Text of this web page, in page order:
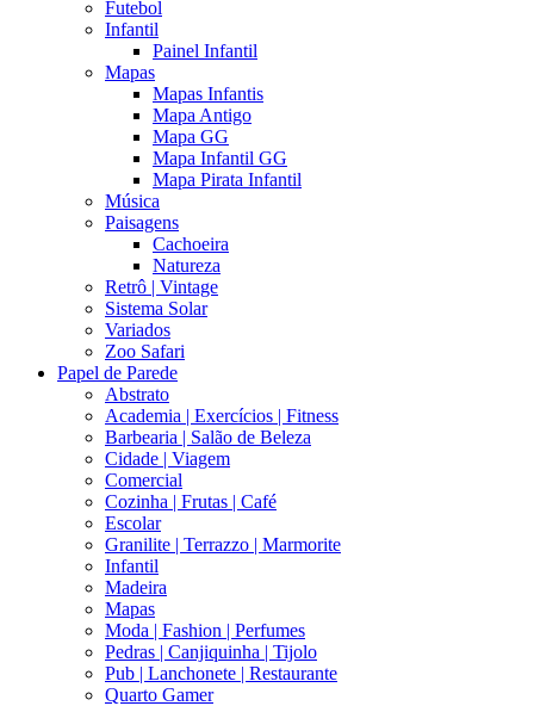
Futebol
Infantil
Painel Infantil
Mapas
Mapas Infantis
Mapa Antigo
Mapa GG
Mapa Infantil GG
Mapa Pirata Infantil
Música
Paisagens
Cachoeira
Natureza
Retrô | Vintage
Sistema Solar
Variados
Zoo Safari
Papel de Parede
Abstrato
Academia | Exercícios | Fitness
Barbearia | Salão de Beleza
Cidade | Viagem
Comercial
Cozinha | Frutas | Café
Escolar
Granilite | Terrazzo | Marmorite
Infantil
Madeira
Mapas
Moda | Fashion | Perfumes
Pedras | Canjiquinha | Tijolo
Pub | Lanchonete | Restaurante
Quarto Gamer